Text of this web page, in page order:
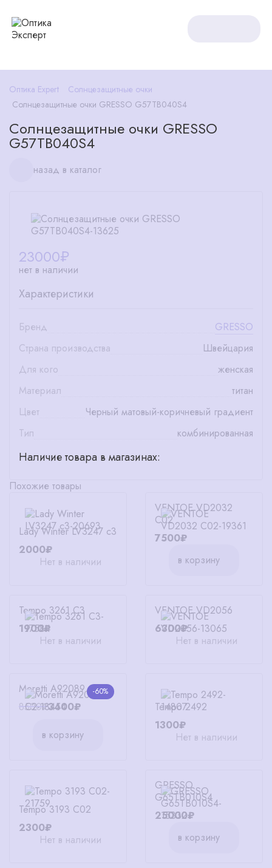
Оптика Expert
Солнцезащитные очки
Солнцезащитные очки GRESSO G57TB040S4
Солнцезащитные очки GRESSO
G57TB040S4
назад в каталог
23000₽
нет в наличии
Характеристики
Бренд
GRESSO
Страна производства
Швейцария
Для кого
женская
Материал
титан
Цвет
Черный матовый-коричневый градиент
Тип
комбинированная
Наличие товара в магазинах:
Похожие товары
Lady Winter LV3247 c3
2000₽
Нет в наличии
VENTOE VD2032
C02
7500₽
в корзину
Tempo 3261 C3
1900₽
Нет в наличии
VENTOE VD2056
6300₽
Нет в наличии
-60%
Moretti A92089 C2
8500₽3400₽
в корзину
Tempo 2492
1300₽
Нет в наличии
Tempo 3193 C02
2300₽
Нет в наличии
GRESSO
G65TB010S4
25000₽
в корзину